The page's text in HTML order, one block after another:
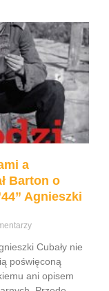
a
Barton o
Agnieszki
Cubały nie
poświęconą
ani opisem